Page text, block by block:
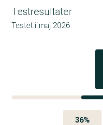
Testresultater
Testet i maj 2026
36%